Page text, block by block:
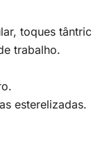
toques
trabalho.
esterelizadas.